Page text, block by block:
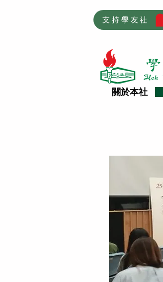
支持學友社
關於本社